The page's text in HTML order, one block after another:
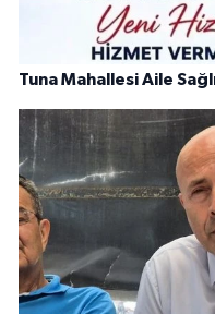
Tuna Mahallesi Aile